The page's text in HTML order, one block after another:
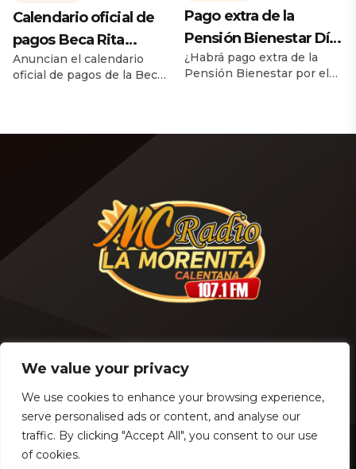
We value your privacy
We use cookies to enhance your browsing experience,
serve personalised ads or content, and analyse our
traffic. By clicking "Accept All", you consent to our use
of cookies.
demandas centrales de la
ciudadanía y el […]
donde […]
Calendario oficial de
pagos Beca Rita
Cetina 2026
Anuncian el calendario
oficial de pagos de la Beca
podrán prepararse para el
Bienestar anunciara que el
calendario oficial de pagos
de la Beca de Apoyo para
Uniformes y […]
Pago extra de la
Pensión Bienestar Día
del Abuelo
¿Habrá pago extra de la
Pensión Bienestar por el
Abuelo (o Día de la Persona
beneficiarios de los
programas sociales se
preguntan si la Secretaría
de Bienestar otorgará […]
Android
COPYRIGHT © 2024 - MC RADIO 107.1 FM - JAI PEDROZA